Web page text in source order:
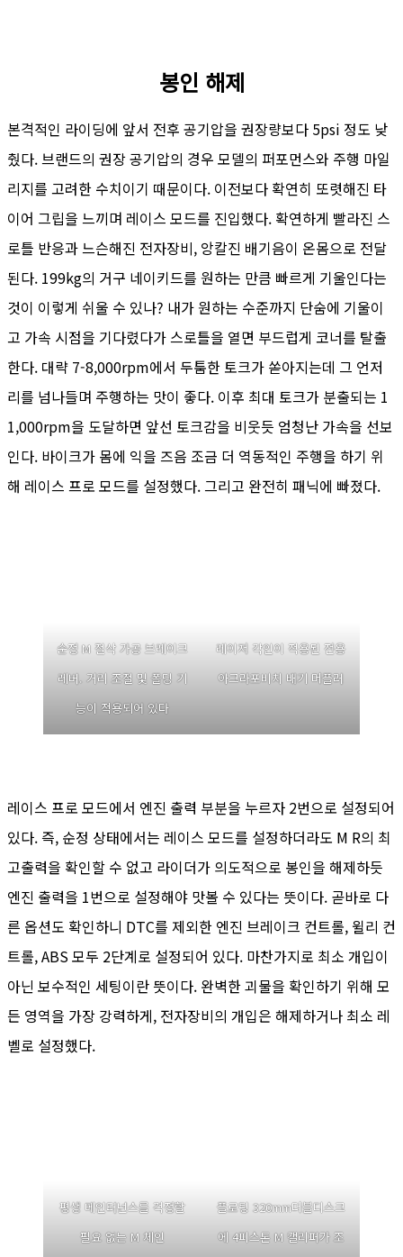
봉인 해제
본격적인 라이딩에 앞서 전후 공기압을 권장량보다 5psi 정도 낮
췄다. 브랜드의 권장 공기압의 경우 모델의 퍼포먼스와 주행 마일
리지를 고려한 수치이기 때문이다. 이전보다 확연히 또렷해진 타
이어 그립을 느끼며 레이스 모드를 진입했다. 확연하게 빨라진 스
로틀 반응과 느슨해진 전자장비, 앙칼진 배기음이 온몸으로 전달
된다. 199kg의 거구 네이키드를 원하는 만큼 빠르게 기울인다는
것이 이렇게 쉬울 수 있나? 내가 원하는 수준까지 단숨에 기울이
고 가속 시점을 기다렸다가 스로틀을 열면 부드럽게 코너를 탈출
한다. 대략 7-8,000rpm에서 두툼한 토크가 쏟아지는데 그 언저
리를 넘나들며 주행하는 맛이 좋다. 이후 최대 토크가 분출되는 1
1,000rpm을 도달하면 앞선 토크감을 비웃듯 엄청난 가속을 선보
인다. 바이크가 몸에 익을 즈음 조금 더 역동적인 주행을 하기 위
해 레이스 프로 모드를 설정했다. 그리고 완전히 패닉에 빠졌다.
순정 M 절삭 가공 브레이크
레버. 거리 조절 및 폴딩 기
능이 적용되어 있다
레이저 각인이 적용된 전용
아크라포비치 배기 머플러
레이스 프로 모드에서 엔진 출력 부분을 누르자 2번으로 설정되어
있다. 즉, 순정 상태에서는 레이스 모드를 설정하더라도 M R의 최
고출력을 확인할 수 없고 라이더가 의도적으로 봉인을 해제하듯
엔진 출력을 1번으로 설정해야 맛볼 수 있다는 뜻이다. 곧바로 다
른 옵션도 확인하니 DTC를 제외한 엔진 브레이크 컨트롤, 윌리 컨
트롤, ABS 모두 2단계로 설정되어 있다. 마찬가지로 최소 개입이
아닌 보수적인 세팅이란 뜻이다. 완벽한 괴물을 확인하기 위해 모
든 영역을 가장 강력하게, 전자장비의 개입은 해제하거나 최소 레
벨로 설정했다.
평생 메인터넌스를 걱정할
필요 없는 M 체인
플로팅 320mm더블디스크
에 4피스톤 M 캘리퍼가 조